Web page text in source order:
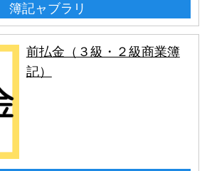
簿記ャブラリ
前払金（３級・２級商業簿
記）